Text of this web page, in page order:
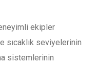
ekipler
sıcaklık seviyelerinin
sistemlerinin